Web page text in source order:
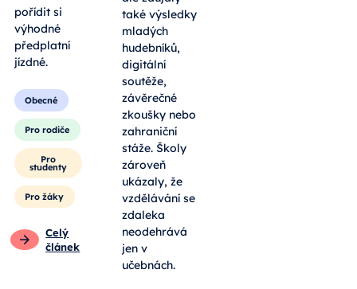
pořídit si
výhodné
předplatní
jízdné.
Obecné
Pro rodiče
Pro
studenty
Pro žáky
Celý
článek
také výsledky
mladých
hudebníků,
digitální
soutěže,
závěrečné
zkoušky nebo
zahraniční
stáže. Školy
zároveň
ukázaly, že
vzdělávání se
zdaleka
neodehrává
jen v
učebnách.